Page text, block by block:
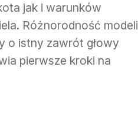
jak i warunków
Różnorodność modeli
o istny zawrót głowy
pierwsze kroki na